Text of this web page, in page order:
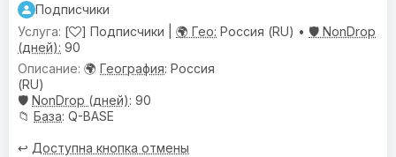
Подписчики
[
] Подписчики | 🌍 Гео: Россия (RU) • 🛡️ NonDrop
(дней): 90
🌍 География: Россия
(RU)
🛡️ NonDrop (дней): 90
📁 База: Q-BASE
↩️ Доступна кнопка отмены